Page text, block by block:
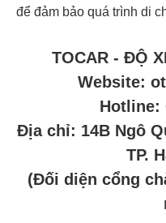
để đảm bảo quá trình di
TOCAR - ĐỘ
Website:
Hotline:
Địa chỉ: 14B Ngô
TP.
(Đối diện cổng